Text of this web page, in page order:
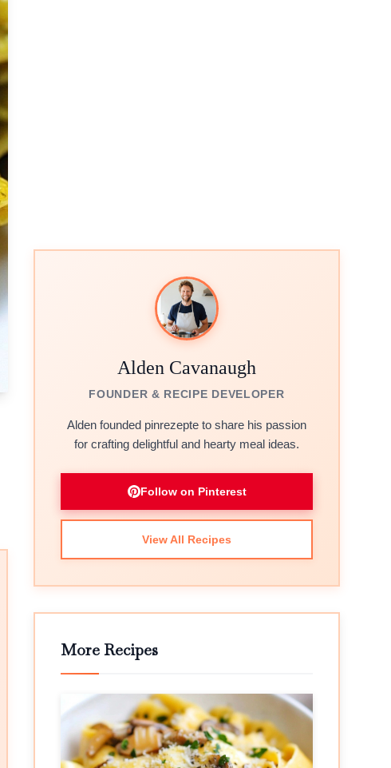
Alden Cavanaugh
FOUNDER & RECIPE DEVELOPER
Alden founded pinrezepte to share his passion
for crafting delightful and hearty meal ideas.
Follow on Pinterest
View All Recipes
More Recipes